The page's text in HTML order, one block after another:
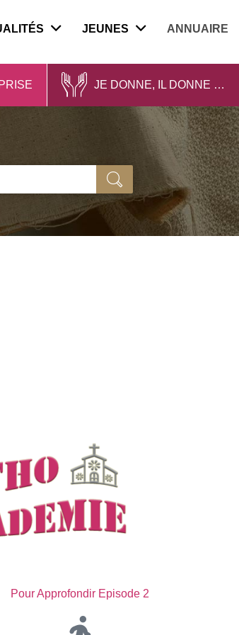
JEUNES ANNUAIRE
JE DONNE, IL DONNE …
Ok
Pour Approfondir Episode 2